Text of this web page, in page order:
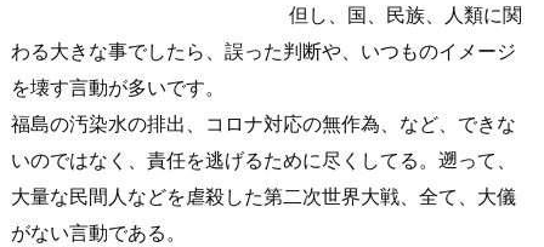
但し、国、民族、人類に関
わる大きな事でしたら、誤った判断や、いつものイメージ
を壊す言動が多いです。
福島の汚染水の排出、コロナ対応の無作為、など、できな
いのではなく、責任を逃げるために尽くしてる。遡って、
大量な民間人などを虐殺した第二次世界大戦、全て、大儀
がない言動である。